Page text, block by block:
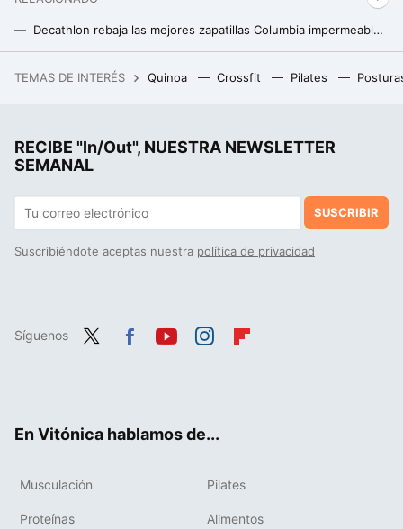
Decathlon rebaja las mejores zapatillas Columbia impermeables para realizar senderismo esta temporada
TEMAS DE INTERÉS Quinoa Crossfit Pilates
RECIBE "In/Out", NUESTRA NEWSLETTER
SEMANAL
SUSCRIBIR
Suscribiéndote aceptas nuestra política de privacidad
Síguenos
En Vitónica hablamos de...
Musculación Pilates
Proteínas Alimentos